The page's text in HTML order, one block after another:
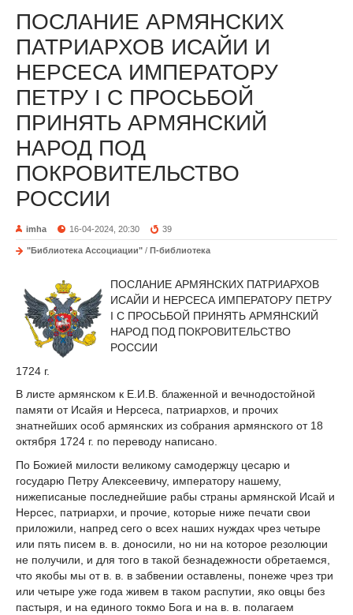
ПОСЛАНИЕ АРМЯНСКИХ
ПАТРИАРХОВ ИСАЙИ И
НЕРСЕСА ИМПЕРАТОРУ
ПЕТРУ I С ПРОСЬБОЙ
ПРИНЯТЬ АРМЯНСКИЙ
НАРОД ПОД
ПОКРОВИТЕЛЬСТВО
РОССИИ
imha 16-04-2024, 20:30 39
"Библиотека Ассоциации" / П-библиотека
ПОСЛАНИЕ АРМЯНСКИХ ПАТРИАРХОВ
ИСАЙИ И НЕРСЕСА ИМПЕРАТОРУ ПЕТРУ
I С ПРОСЬБОЙ ПРИНЯТЬ АРМЯНСКИЙ
НАРОД ПОД ПОКРОВИТЕЛЬСТВО
РОССИИ
1724 г.
В листе армянском к Е.И.В. блаженной и вечнодостойной
памяти от Исайя и Нерсеса, патриархов, и прочих
знатнейших особ армянских из собрания армянского от 18
октября 1724 г. по переводу написано.
По Божией милости великому самодержцу цесарю и
государю Петру Алексеевичу, императору нашему,
нижеписаные последнейшие рабы страны армянской Исай и
Нерсес, патриархи, и прочие, которые ниже печати свои
приложили, напред сего о всех наших нуждах чрез четыре
или пять писем в. в. доносили, но ни на которое резолюции
не получили, и для того в такой безнадежности обретаемся,
что якобы мы от в. в. в забвении оставлены, понеже чрез три
или четыре уже года живем в таком распутии, яко овцы без
пастыря, и на единого токмо Бога и на в. в. полагаем